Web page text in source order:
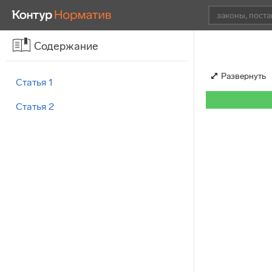
Содержание
Статья 1
Статья 2
Развернуть